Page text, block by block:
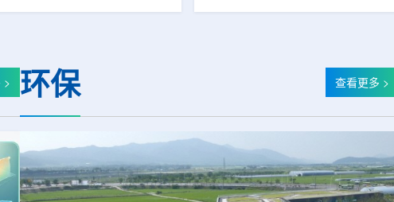
日活动后正式开放。该诊所整合
前分布在拉斯维加斯谷多个地点
务。根据介绍，诊所服务范围包
成人及...
相关业务通常与放射性药物制备、分
子影像和核医学诊断应用密切相关。
入商业生产前的最后阶段，预计将在
2026年下半年交...
> 环保 查看更多 >